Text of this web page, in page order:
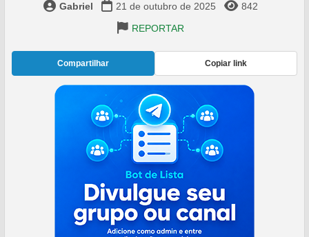
Gabriel 21 de outubro de 2025
842
REPORTAR
Compartilhar Copiar link